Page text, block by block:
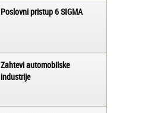
Poslovni pristup 6 SIGMA
Zahtevi automobilske
industrije